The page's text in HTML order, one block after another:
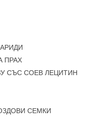
ПРАХ
СЪС СОЕВ ЛЕЦИТИН
СЕМКИ